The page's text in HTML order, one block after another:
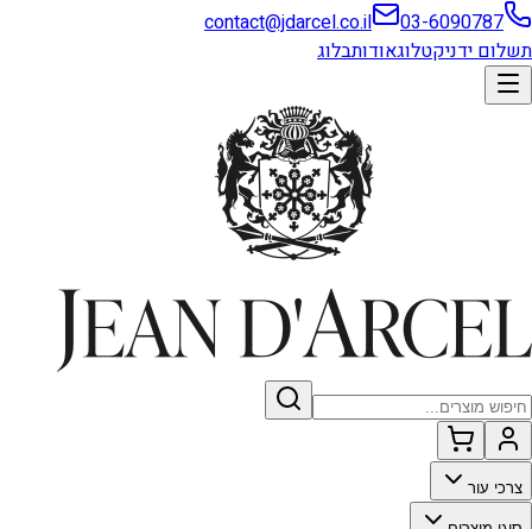
03-6090787
contact@jdarcel.co.il
תשלום ידניקטלוגאודותבלוג
צרכי עור